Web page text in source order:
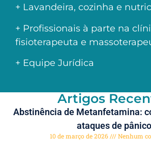
+ Lavandeira, cozinha e
+ Profissionais à parte na
fisioterapeuta e
+ Equipe Jurídica
Artigos
Abstinência de Metanfetamina:
ataques de pânico
10 de março de 2026 Nenhum